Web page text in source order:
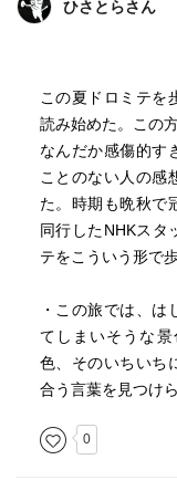
感じた。ＴＶの放
ひさとらさん
この夏ドロミテを
読み始めた。この
なんだか感傷的す
ことのない人の感
た。時期も晩秋で
同行したNHKスタ
テをこういう形で
・この旅では、
てしまいそうな
色、そのいちいち
合う言葉を見つけ
0